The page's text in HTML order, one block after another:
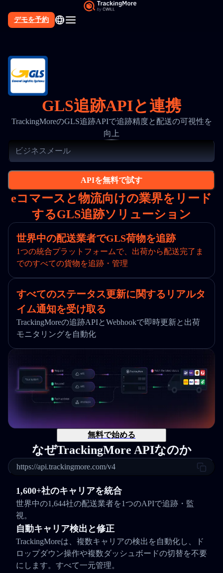
デモを予約
GLS追跡APIと連携
TrackingMoreのGLS追跡APIで追跡精度と配送の可視性を
向上
APIを無料で試す
eコマースと物流向けの業界をリード
するGLS追跡ソリューション
世界中の配送業者でGLS荷物を追跡
1つの統合プラットフォームで、出荷から配送完了ま
でのすべての貨物を追跡・管理
すべてのステータス更新に関するリアルタ
イム通知を受け取る
TrackingMoreの追跡APIとWebhookで即時更新と出荷
モニタリングを自動化
無料で始める
なぜTrackingMore APIなのか
https://api.trackingmore.com/v4
1,600+社のキャリアを統合
世界中の1,644社の配送業者を1つのAPIで追跡・監
視。
自動キャリア検出と修正
TrackingMoreは、複数キャリアの検出を自動化し、ド
ロップダウン操作や複数ダッシュボードの切替を不要
にします。すべて一元管理。